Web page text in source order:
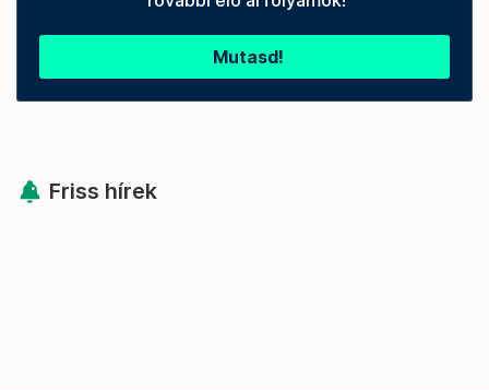
Mutasd!
Friss hírek